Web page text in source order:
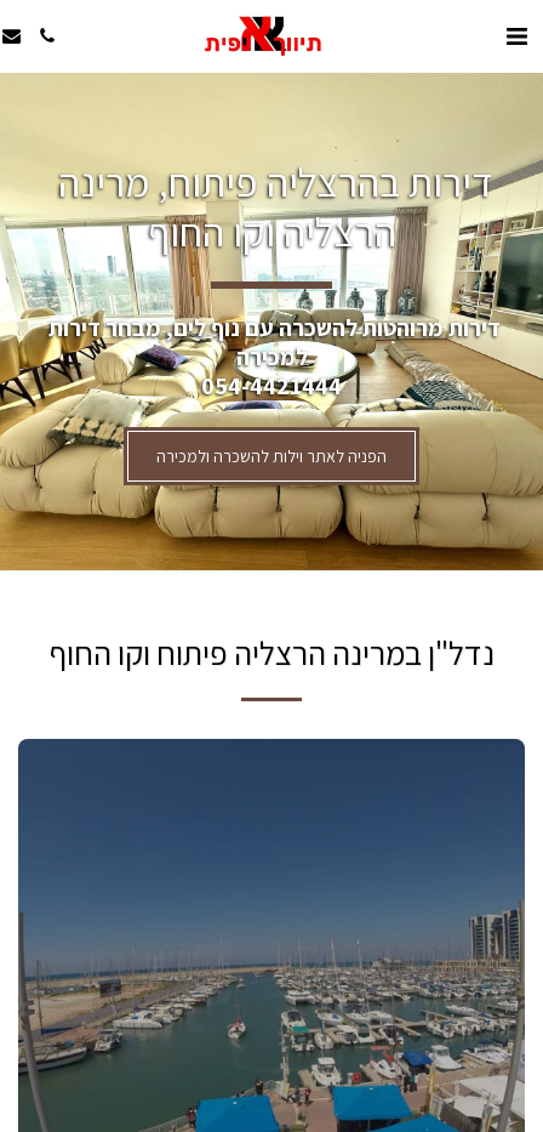
דירות בהרצליה פיתוח, מרינה
הרצליה וקו החוף
דירות מרוהטות להשכרה עם נוף לים, מבחר דירות
למכירה
054-4421444
הפניה לאתר וילות להשכרה ולמכירה
נדל"ן במרינה הרצליה פיתוח וקו החוף